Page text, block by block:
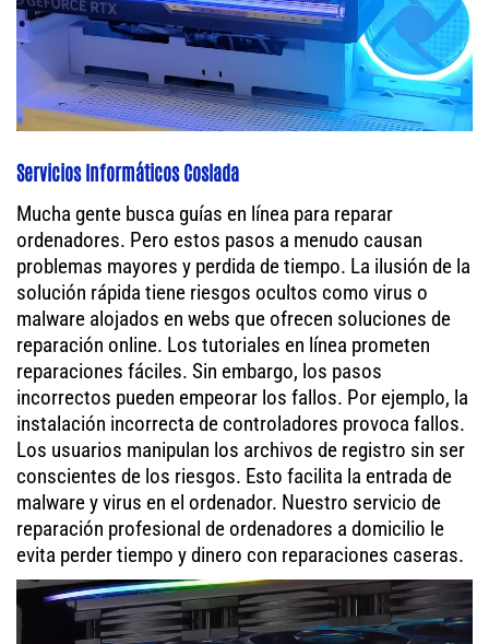
Servicios Informáticos Coslada
Mucha gente busca guías en línea para reparar
ordenadores. Pero estos pasos a menudo causan
problemas mayores y perdida de tiempo. La ilusión de la
solución rápida tiene riesgos ocultos como virus o
malware alojados en webs que ofrecen soluciones de
reparación online. Los tutoriales en línea prometen
reparaciones fáciles. Sin embargo, los pasos
incorrectos pueden empeorar los fallos. Por ejemplo, la
instalación incorrecta de controladores provoca fallos.
Los usuarios manipulan los archivos de registro sin ser
conscientes de los riesgos. Esto facilita la entrada de
malware y virus en el ordenador. Nuestro servicio de
reparación profesional de ordenadores a domicilio le
evita perder tiempo y dinero con reparaciones caseras.